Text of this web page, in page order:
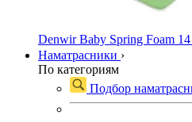
Denwir Baby Spring Foam 14
Наматрасники ›
По категориям
Подбор